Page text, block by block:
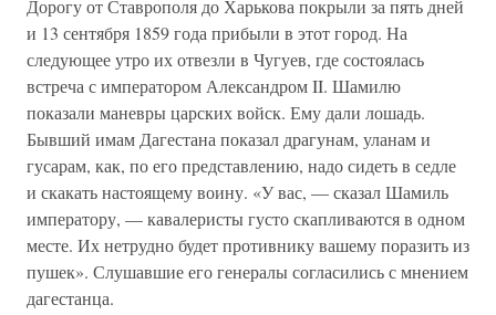
Дорогу от Ставрополя до Харькова покрыли за пять дней
и 13 сентября 1859 года прибыли в этот город. На
следующее утро их отвезли в Чугуев, где состоялась
встреча с императором Александром II. Шамилю
показали маневры царских войск. Ему дали лошадь.
Бывший имам Дагестана показал драгунам, уланам и
гусарам, как, по его представлению, надо сидеть в седле
и скакать настоящему воину. «У вас, — сказал Шамиль
императору, — кавалеристы густо скапливаются в одном
месте. Их нетрудно будет противнику вашему поразить из
пушек». Слушавшие его генералы согласились с мнением
дагестанца.